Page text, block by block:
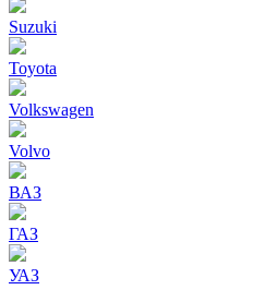
Suzuki
Toyota
Volkswagen
Volvo
ВАЗ
ГАЗ
УАЗ